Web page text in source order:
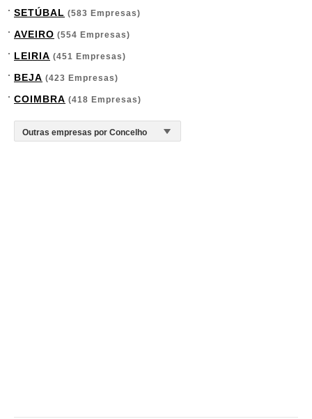
SETÚBAL (583 Empresas)
AVEIRO (554 Empresas)
LEIRIA (451 Empresas)
BEJA (423 Empresas)
COIMBRA (418 Empresas)